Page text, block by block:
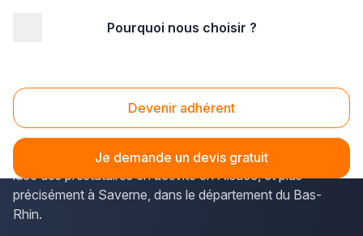
Pourquoi nous choisir ?
Devenir adhérent
Je demande un devis gratuit
Peinture Saverne (67700)
Les peintres en bâtiment sont les professionnels
répertoriés sur plus-que-pro.fr. Le site donne une bonne
idée des prestataires en activité en Alsace, et plus
précisément à Saverne, dans le département du Bas-
Rhin.